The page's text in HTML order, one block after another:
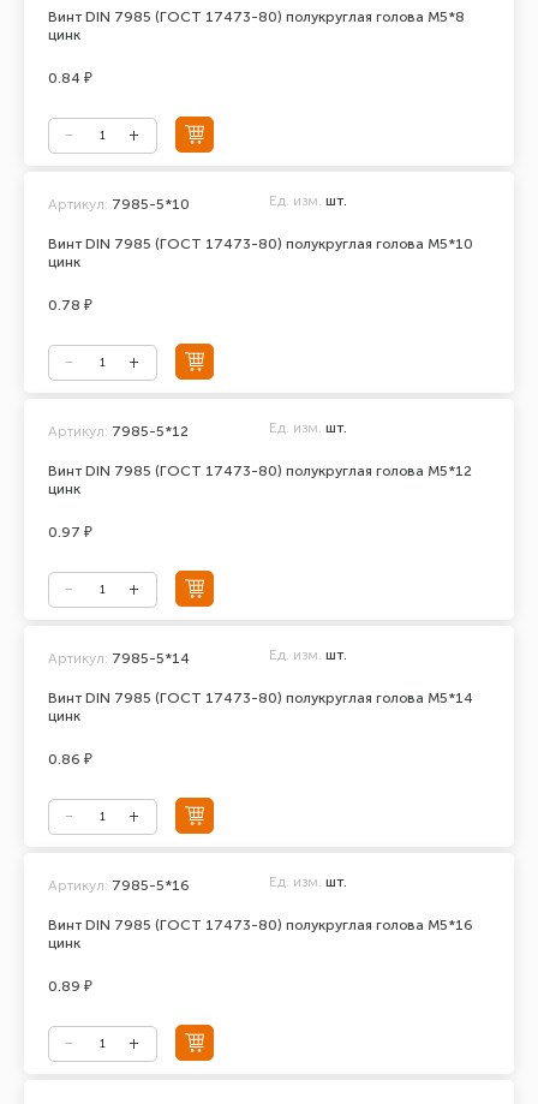
Винт DIN 7985 (ГОСТ 17473-80) полукруглая голова М5*8
цинк
0.84 ₽
Винт DIN 7985 (ГОСТ 17473-80) полукруглая голова М5*10
цинк
Артикул: 7985-5*10 Ед. изм. шт.
0.78 ₽
Винт DIN 7985 (ГОСТ 17473-80) полукруглая голова М5*12
цинк
Артикул: 7985-5*12 Ед. изм. шт.
0.97 ₽
Винт DIN 7985 (ГОСТ 17473-80) полукруглая голова М5*14
цинк
Артикул: 7985-5*14 Ед. изм. шт.
0.86 ₽
Винт DIN 7985 (ГОСТ 17473-80) полукруглая голова М5*16
цинк
Артикул: 7985-5*16 Ед. изм. шт.
0.89 ₽